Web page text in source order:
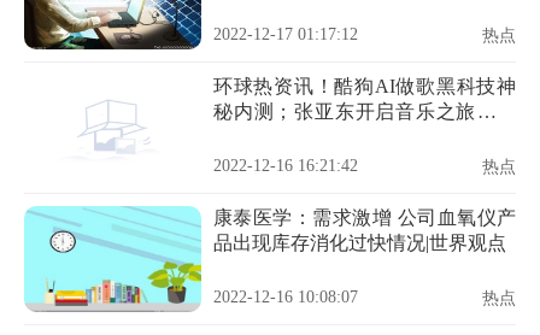
2022-12-17 01:17:12 热点
环球热资讯！酷狗AI做歌黑科技神
秘内测；张亚东开启音乐之旅《去
2022-12-16 16:21:42 热点
康泰医学：需求激增 公司血氧仪产
品出现库存消化过快情况|世界观点
2022-12-16 10:08:07 热点